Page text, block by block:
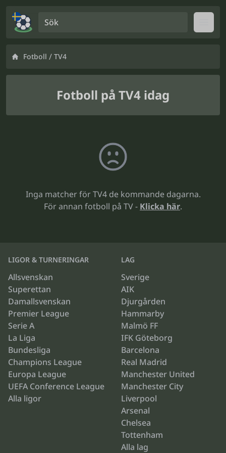
Fotboll / TV4
Fotboll på TV4 idag
Inga matcher för TV4 de kommande dagarna.
För annan fotboll på TV - Klicka här.
LIGOR & TURNERINGAR
Allsvenskan
Superettan
Damallsvenskan
Premier League
Serie A
La Liga
Bundesliga
Champions League
Europa League
UEFA Conference League
Alla ligor
LAG
Sverige
AIK
Djurgården
Hammarby
Malmö FF
IFK Göteborg
Barcelona
Real Madrid
Manchester United
Manchester City
Liverpool
Arsenal
Chelsea
Tottenham
Alla lag